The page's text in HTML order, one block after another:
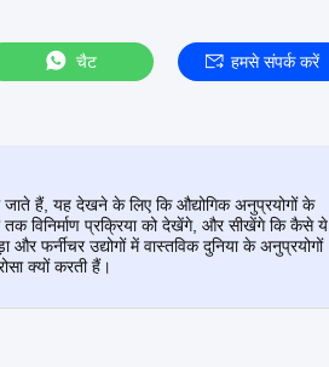
चैट हमसे संपर्क करें
जाते हैं, यह देखने के लिए कि औद्योगिक अनुप्रयोगों के
विनिर्माण प्रक्रिया को देखेंगे, और सीखेंगे कि कैसे ये
फर्नीचर उद्योगों में वास्तविक दुनिया के अनुप्रयोगों
क्यों करती हैं।